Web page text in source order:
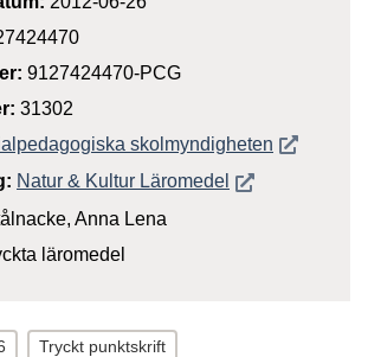
9127424470-PCG
31302
skolmyndigheten Öppnas i
Natur & Kultur Läromedel Öppnas i nytt
Anna Lena
läromedel
Tryckt punktskrift